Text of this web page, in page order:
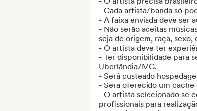
- Cada artista/banda só
- A faixa enviada deve ser
- Não serão aceitas
seja de origem, raça, sexo,
- O artista deve ter
- Ter disponibilidade para
Uberlândia/MG.
- Será custeado
- Será oferecido um cachê
- O artista selecionado se
profissionais para